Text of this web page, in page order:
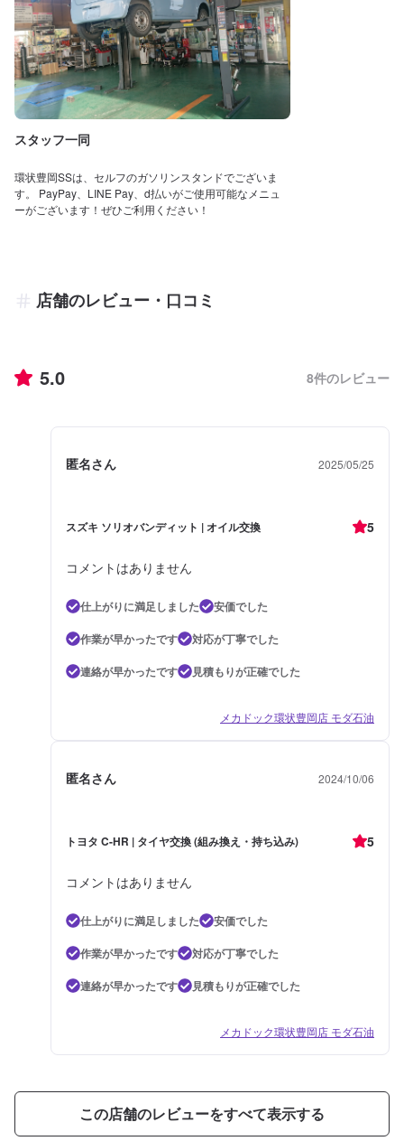
スタッフ一同
環状豊岡SSは、セルフのガソリンスタンドでございま
す。 PayPay、LINE Pay、d払いがご使用可能なメニュ
ーがございます！ぜひご利用ください！
店舗のレビュー・口コミ
5.0 8件のレビュー
匿名さん 2025/05/25
スズキ ソリオバンディット | オイル交換 5
コメントはありません
仕上がりに満足しました
安価でした
作業が早かったです
対応が丁寧でした
連絡が早かったです
見積もりが正確でした
メカドック環状豊岡店 モダ石油
匿名さん 2024/10/06
トヨタ C-HR | タイヤ交換 (組み換え・持ち込み) 5
コメントはありません
仕上がりに満足しました
安価でした
作業が早かったです
対応が丁寧でした
連絡が早かったです
見積もりが正確でした
メカドック環状豊岡店 モダ石油
この店舗のレビューをすべて表示する